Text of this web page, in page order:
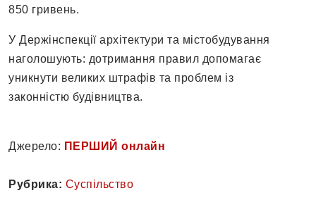
850 гривень.
У Держінспекції архітектури та містобудування
наголошують: дотримання правил допомагає
уникнути великих штрафів та проблем із
законністю будівництва.
Джерело: ПЕРШИЙ онлайн
Рубрика: Суспільство